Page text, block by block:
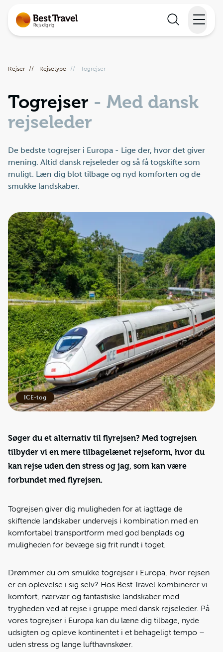
Rejsekalender
Inspiration
Information
Rejser // Rejsetype // Togrejser
Togrejser - Med dansk
rejseleder
De bedste togrejser i Europa - Lige der, hvor det giver
mening. Altid dansk rejseleder og så få togskifte som
muligt. Læn dig blot tilbage og nyd komforten og de
smukke landskaber.
ICE-tog
Søger du et alternativ til flyrejsen? Med togrejsen
tilbyder vi en mere tilbagelænet rejseform, hvor du
kan rejse uden den stress og jag, som kan være
forbundet med flyrejsen.
Togrejsen giver dig muligheden for at iagttage de
skiftende landskaber undervejs i kombination med en
komfortabel transportform med god benplads og
muligheden for bevæge sig frit rundt i toget.
Drømmer du om smukke togrejser i Europa, hvor rejsen
er en oplevelse i sig selv? Hos Best Travel kombinerer vi
komfort, nærvær og fantastiske landskaber med
trygheden ved at rejse i gruppe med dansk rejseleder. På
vores togrejser i Europa kan du læne dig tilbage, nyde
udsigten og opleve kontinentet i et behageligt tempo –
uden stress og lange lufthavnskøer.